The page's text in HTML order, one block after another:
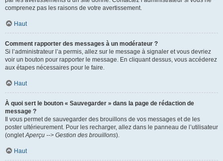
comprenez pas les raisons de votre avertissement.
Haut
Comment rapporter des messages à un modérateur ?
Si l’administrateur l’a permis, allez sur le message à signaler et vous devriez
voir un bouton pour rapporter le message. En cliquant dessus, vous accéderez
aux étapes nécessaires pour le faire.
Haut
À quoi sert le bouton « Sauvegarder » dans la page de rédaction de
message ?
Il vous permet de sauvegarder des brouillons de vos messages et de les
poster ultérieurement. Pour les recharger, allez dans le panneau de l’utilisateur
(ongletAperçu --> Gestion des brouillons).
Haut